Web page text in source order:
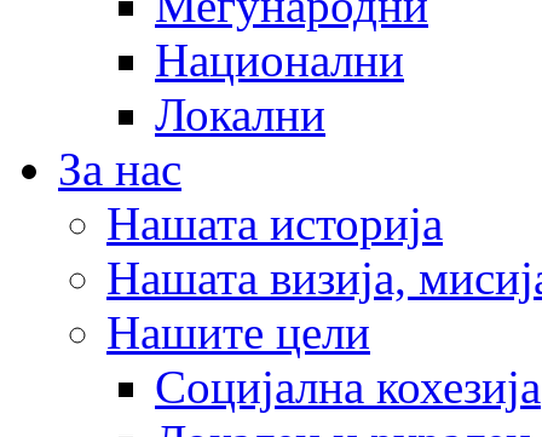
Национални
Локални
За нас
Нашата историја
Нашата визија,
Нашите цели
Социјална кохезија